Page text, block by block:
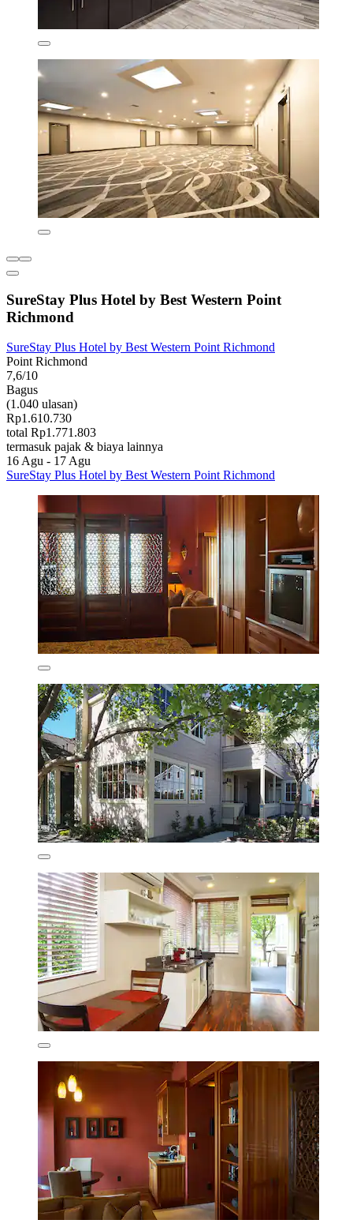
SureStay Plus Hotel by Best Western Point
Richmond
SureStay Plus Hotel by Best Western Point Richmond
Point Richmond
7,6/10
Bagus
(1.040 ulasan)
Rp1.610.730
total Rp1.771.803
termasuk pajak & biaya lainnya
16 Agu - 17 Agu
SureStay Plus Hotel by Best Western Point Richmond